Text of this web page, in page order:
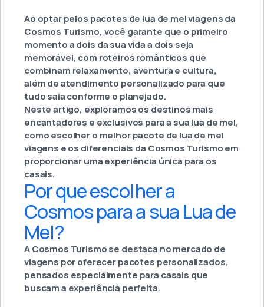
Ao optar pelos pacotes de lua de mel viagens da
Cosmos Turismo, você garante que o primeiro
momento a dois da sua vida a dois seja
memorável, com roteiros românticos que
combinam relaxamento, aventura e cultura,
além de atendimento personalizado para que
tudo saia conforme o planejado.
Neste artigo, exploramos os destinos mais
encantadores e exclusivos para a sua lua de mel,
como escolher o melhor pacote de lua de mel
viagens e os diferenciais da Cosmos Turismo em
proporcionar uma experiência única para os
casais.
Por que escolher a
Cosmos para a sua Lua de
Mel?
A Cosmos Turismo se destaca no mercado de
viagens por oferecer pacotes personalizados,
pensados especialmente para casais que
buscam a experiência perfeita.